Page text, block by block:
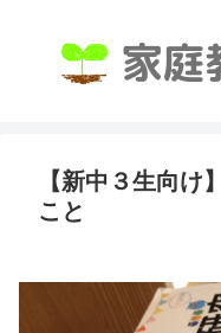
【新中３生向け
こと